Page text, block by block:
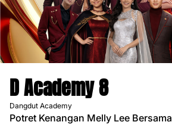
D Academy 8
Dangdut Academy
Potret Kenangan Melly Lee Bersama